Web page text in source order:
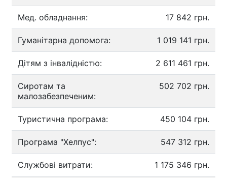
Мед. обладнання: 17 842 грн.
Гуманітарна допомога: 1 019 141 грн.
Дітям з інвалідністю: 2 611 461 грн.
Сиротам та
малозабезпеченим:
502 702 грн.
Туристична програма: 450 104 грн.
Програма "Хелпус": 547 312 грн.
Службові витрати: 1 175 346 грн.